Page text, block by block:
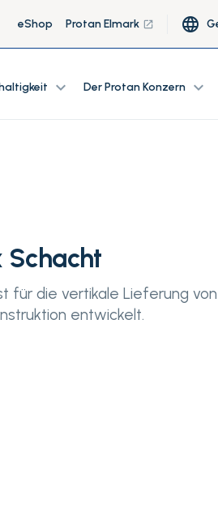
eShop Protan Elmark launch language
expand_more Der Protan Konzern expand_more
Schacht
für die vertikale Lieferung
entwickelt.